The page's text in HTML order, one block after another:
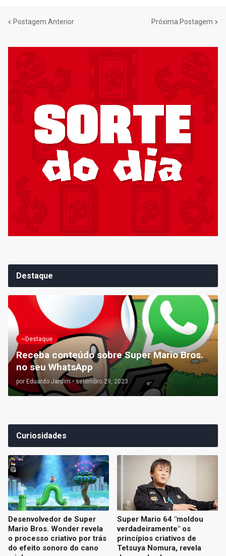
Postagem Anterior Próxima Postagem
Destaque
~Destaque
Receba conteúdo sobre Super Mario Bros.
no seu WhatsApp
por Eduardo Jardim • setembro 29, 2023
Curiosidades
Desenvolvedor de Super
Mario Bros. Wonder revela
o processo criativo por trás
do efeito sonoro do cano
Super Mario 64 "moldou
verdadeiramente" os
princípios criativos de
Tetsuya Nomura, revela